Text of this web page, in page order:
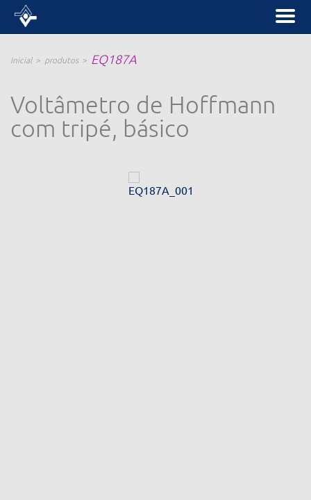
Inicial produtos EQ187A
Voltâmetro de Hoffmann
com tripé, básico